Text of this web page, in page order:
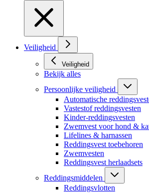
Veiligheid
Veiligheid
Bekijk alles
Persoonlijke veiligheid
Automatische
Vastestof reddingsvesten
Kinder-reddingsvesten
Zwemvest voor hond &
Lifelines & harnassen
Reddingsvest toebehoren
Zwemvesten
Reddingsvest herlaadsets
Reddingsmiddelen
Reddingsvlotten